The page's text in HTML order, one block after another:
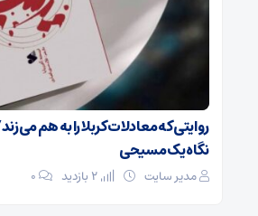
روایتی که معادلات کربلا را به هم
نگاه یک مسیحی
مدیر سایت ۰